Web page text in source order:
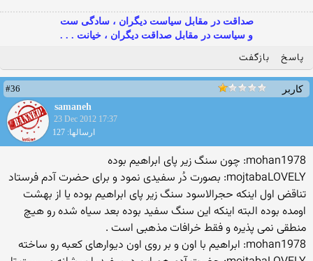
صداقت در مقابل سیاست دیگران ، سادگی ست
و سیاست در مقابل صداقت دیگران ، خیانت . . .
پاسخ بازگفت
کاربر
#36
samaneh
23 Dec 2012 17:37
ارسالها: 127
mohan1978: چون سنگ زیر پای ابراهیم بوده
mojtabaLOVELY: بصورت دُر سفیدی نمود و برای حضرت آدم فرستاد
تناقض اول اینکه حجرالاسود سنگ زیر پای ابراهیم بوده یا از بهشت
اومده بوده البته اینکه این سنگ سفید بوده بعد سیاه شده رو هیچ
منطقی نمی پذیره و فقط خرافات مذهبی است .
mohan1978: ابراهیم با اون و بر روی اون دیوارهای کعبه رو ساخته